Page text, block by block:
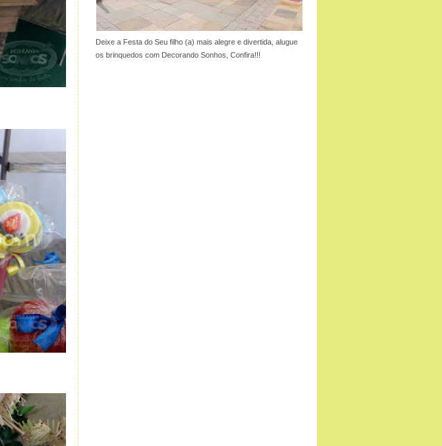
Deixe a Festa do Seu filho (a) mais alegre e divertida, alugue
os brinquedos com Decorando Sonhos, Confira!!!